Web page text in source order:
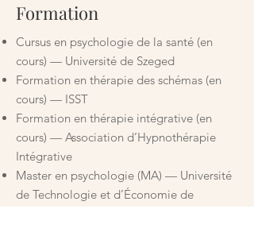
Formation
Cursus en psychologie de la santé (en
cours) — Université de Szeged
Formation en thérapie des schémas (en
cours) — ISST
Formation en thérapie intégrative (en
cours) — Association d’Hypnothérapie
Intégrative
Master en psychologie (MA) — Université
de Technologie et d’Économie de